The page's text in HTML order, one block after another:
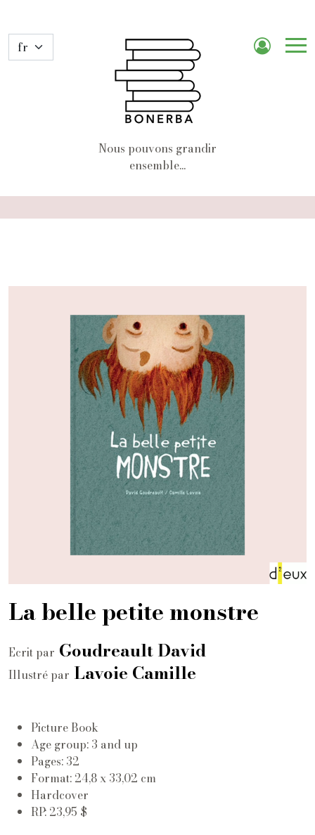
Nous pouvons grandir
ensemble...
La belle petite monstre
Ecrit par Goudreault David
Illustré par Lavoie Camille
Picture Book
Age group: 3 and up
Pages: 32
Format: 24,8 x 33,02 cm
Hardcover
RP: 23,95 $